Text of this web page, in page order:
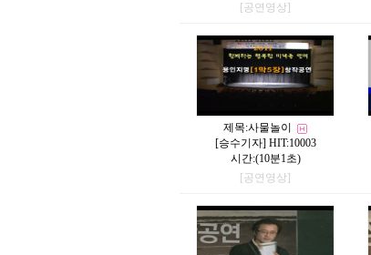
[공연영상]
제목:사물놀이
[승수기자] HIT:10003
시간:(10분1초)
[공연영상]